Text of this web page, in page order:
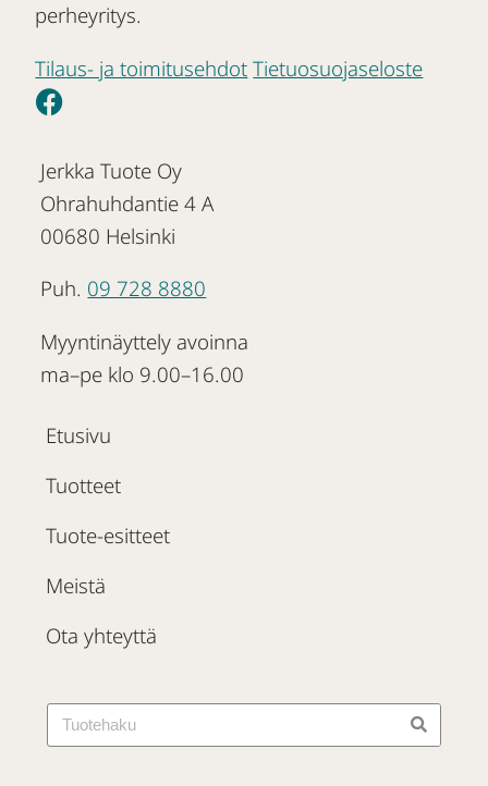
perheyritys.
Tilaus- ja toimitusehdot Tietuosuojaseloste
Jerkka Tuote Oy
Ohrahuhdantie 4 A
00680 Helsinki
Puh. 09 728 8880
Myyntinäyttely avoinna
ma–pe klo 9.00–16.00
Etusivu
Tuotteet
Tuote-esitteet
Meistä
Ota yhteyttä